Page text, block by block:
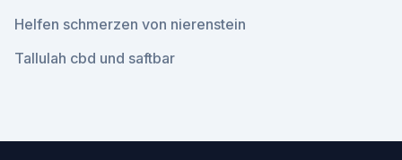
Helfen schmerzen von nierenstein
Tallulah cbd und saftbar